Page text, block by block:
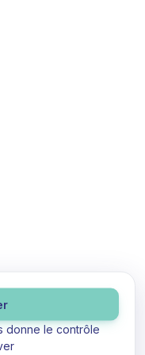
donne le contrôle